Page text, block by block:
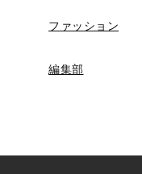
ファッション
編集部